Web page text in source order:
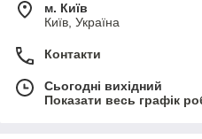
м. Київ
Київ, Україна
Контакти
Сьогодні вихідний
Показати весь графік